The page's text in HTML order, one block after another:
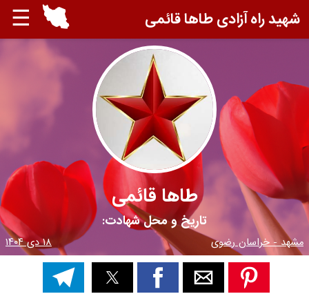
☰ شهید راه آزادی طاها قائمی
طاها قائمی
تاریخ و محل شهادت:
مشهد - خراسان رضوی ۱۸ دی ۱۴۰۴